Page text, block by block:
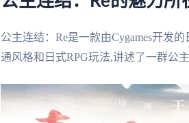
公主连结：Re是一款由Cygames开发
通风格和日式RPG玩法,讲述了一群公